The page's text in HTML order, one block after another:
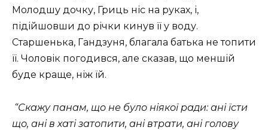
Молодшу дочку, Гриць ніс на руках, і,
підійшовши до річки кинув її у воду.
Старшенька, Гандзуня, благала батька не топити
її. Чоловік погодився, але сказав, що меншій
буде краще, ніж їй.
“Скажу панам, що не було ніякої ради: ані їсти
що, ані в хаті затопити, ані втрати, ані голову